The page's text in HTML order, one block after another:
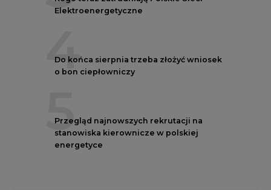
Elektroenergetyczne
4
Do końca sierpnia trzeba złożyć wniosek
o bon ciepłowniczy
5
Przegląd najnowszych rekrutacji na
stanowiska kierownicze w polskiej
energetyce